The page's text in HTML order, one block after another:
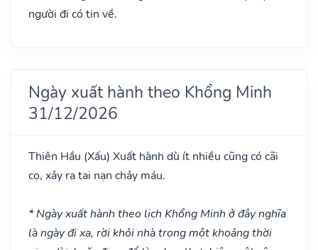
người đi có tin về.
Ngày xuất hành theo Khổng Minh
31/12/2026
Thiên Hầu (Xấu) Xuất hành dù ít nhiều cũng có cãi
cọ, xảy ra tai nạn chảy máu.
* Ngày xuất hành theo lịch Khổng Minh ở đây nghĩa
là ngày đi xa, rời khỏi nhà trong một khoảng thời